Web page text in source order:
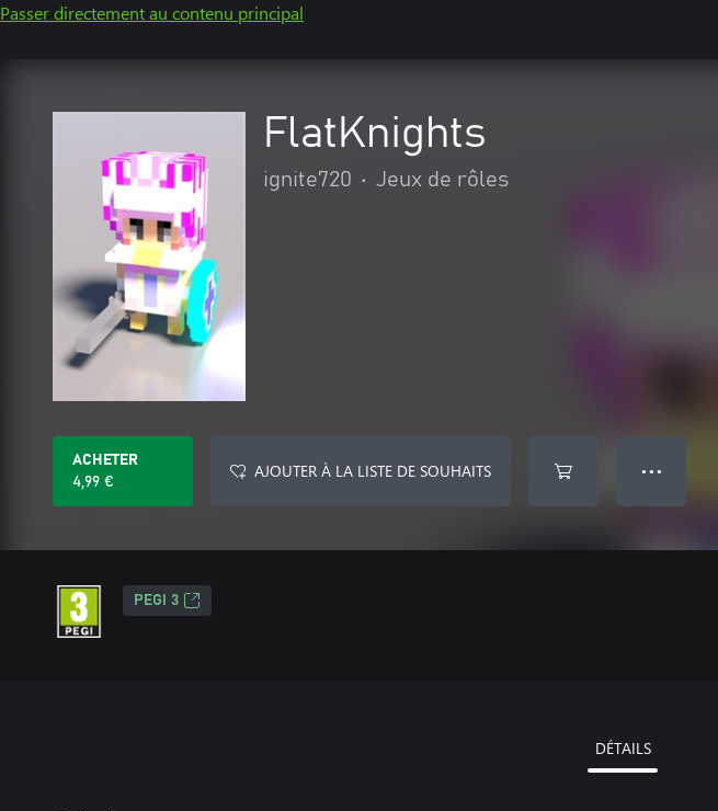
Passer directement au contenu principal
FlatKnights
ignite720 • Jeux de rôles
ACHETER
4,99 €
AJOUTER À LA LISTE DE SOUHAITS ● ● ●
PEGI 3
DÉTAILS